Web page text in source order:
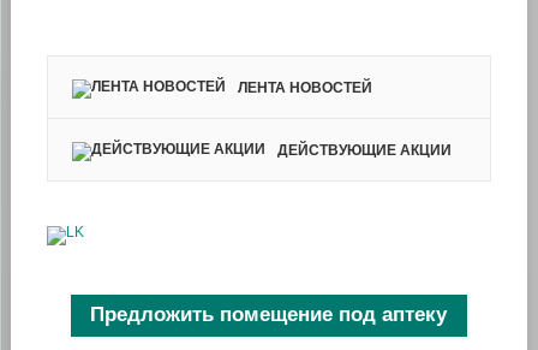
ЛЕНТА НОВОСТЕЙ
ДЕЙСТВУЮЩИЕ АКЦИИ
Предложить помещение под аптеку